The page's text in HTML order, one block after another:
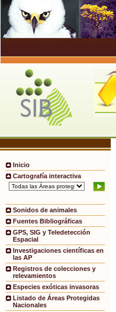
Inicio
Cartografía interactiva
Sonidos de animales
Fuentes Bibliográficas
GPS, SIG y Teledetección
Espacial
Investigaciones científicas en
las AP
Registros de colecciones y
relevamientos
Especies exóticas invasoras
Listado de Áreas Protegidas
Nacionales